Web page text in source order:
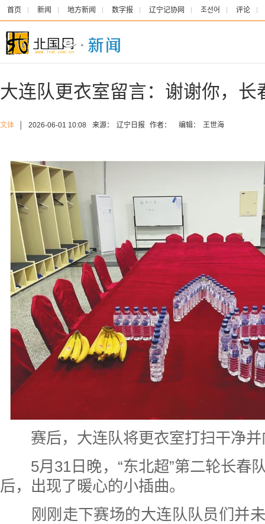
首页 新闻 地方新闻 数字报 辽宁记协网 조선어 评论
大连队更衣室留言：谢谢你，长
文体 2026-06-01 10:08 来源： 辽宁日报 作者： 编辑： 王世海
赛后，大连队将更衣室打扫干净并
5月31日晚，“东北超”第二轮长春
后，出现了暖心的小插曲。
刚刚走下赛场的大连队队员们并未